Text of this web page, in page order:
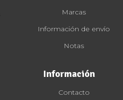
Marcas
Información de envío
Notas
Información
Contacto